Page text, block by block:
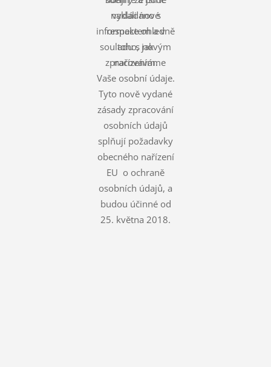
nakládáno s
respektem a v
souladu s novým
nařízením.
vydali nové
informace ohledně
toho, jak
zpracováváme
Vaše osobní údaje.
Tyto nově vydané
zásady zpracování
osobních údajů
splňují požadavky
obecného nařízení
EU o ochraně
osobních údajů, a
budou účinné od
25. května 2018.